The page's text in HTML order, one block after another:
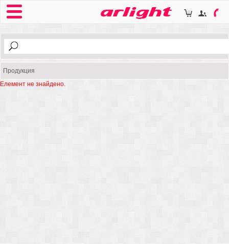
Продукция
Елемент не знайдено.